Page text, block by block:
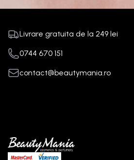
Livrare gratuita de la 249 lei
0744 670 151
contact@beautymania.ro